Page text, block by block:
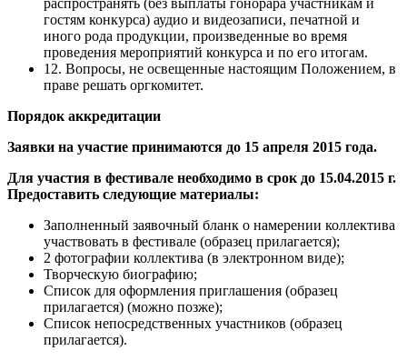
гостям конкурса) аудио и видеозаписи, печатной и
иного рода продукции, произведенные во время
проведения мероприятий конкурса и по его итогам.
12. Вопросы, не освещенные настоящим Положением, в
праве решать оргкомитет.
Порядок аккредитации
Заявки на участие принимаются до 15 апреля 2015 года.
Для участия в фестивале необходимо в срок до 15.04.2015 г.
Предоставить следующие материалы:
Заполненный заявочный бланк о намерении коллектива
участвовать в фестивале (образец прилагается);
2 фотографии коллектива (в электронном виде);
Творческую биографию;
Список для оформления приглашения (образец
прилагается) (можно позже);
Список непосредственных участников (образец
прилагается).